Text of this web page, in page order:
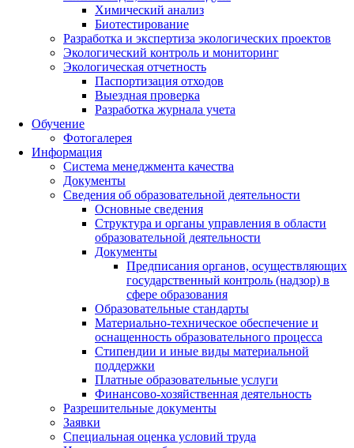
Химический анализ
Биотестирование
Разработка и экспертиза экологических проектов
Экологический контроль и мониторинг
Экологическая отчетность
Паспортизация отходов
Выездная проверка
Разработка журнала учета
Обучение
Фотогалерея
Информация
Система менеджмента качества
Документы
Сведения об образовательной деятельности
Основные сведения
Структура и органы управления в области
образовательной деятельности
Документы
Предписания органов, осуществляющих
государственный контроль (надзор) в
сфере образования
Образовательные стандарты
Материально-техническое обеспечение и
оснащенность образовательного процесса
Стипендии и иные виды материальной
поддержки
Платные образовательные услуги
Финансово-хозяйственная деятельность
Разрешительные документы
Заявки
Специальная оценка условий труда